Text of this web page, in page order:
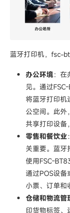
蓝牙打印机，fsc-
办公环境：在
见。通过
将蓝牙打印机
公空间。此外
共享打印设备
零售和餐饮业
关重要。蓝牙
使用FSC-
通过POS设备
小票、订单和
仓储和物流管
印货物标签、